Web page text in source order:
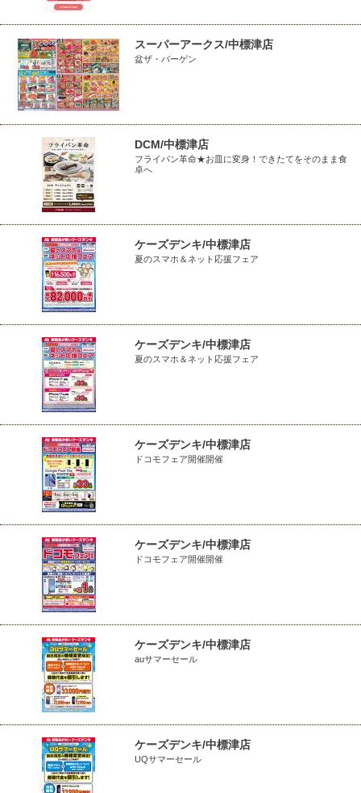
スーパーアークス/中標津店
盆ザ・バーゲン
DCM/中標津店
フライパン革命★お皿に変身！できたてをそのまま食
卓へ
ケーズデンキ/中標津店
夏のスマホ＆ネット応援フェア
ケーズデンキ/中標津店
夏のスマホ＆ネット応援フェア
ケーズデンキ/中標津店
ドコモフェア開催開催
ケーズデンキ/中標津店
ドコモフェア開催開催
ケーズデンキ/中標津店
auサマーセール
ケーズデンキ/中標津店
UQサマーセール